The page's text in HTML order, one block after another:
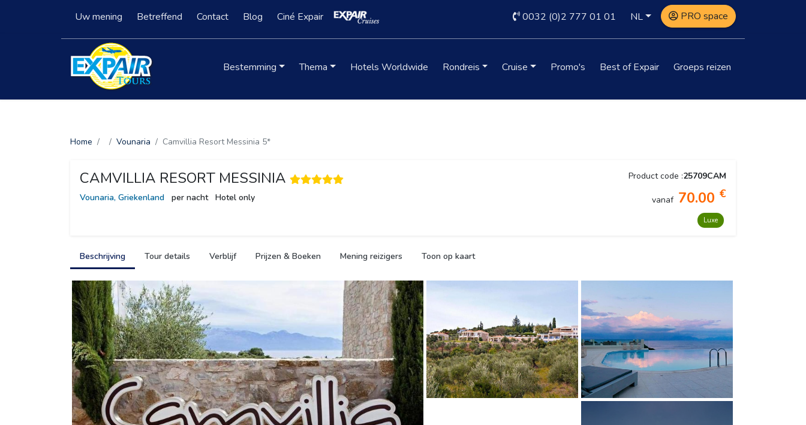
Uw mening Betreffend Contact Blog Ciné Expair 0032 (0)2 777 01 01 NL PRO space
Bestemming Thema Hotels Worldwide Rondreis Cruise Promo's Best of Expair Groeps reizen
Home Vounaria Camvillia Resort Messinia 5*
CAMVILLIA RESORT MESSINIA
Vounaria, Griekenland per nacht Hotel only
Product code :25709CAM
vanaf 70.00 €
Luxe
Beschrijving Tour details Verblijf Prijzen & Boeken Mening reizigers Toon op kaart